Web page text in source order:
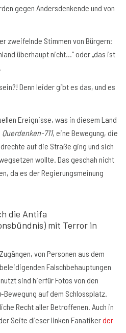
gegen Andersdenkende und von
zweifelnde Stimmen von Bürgern:
überhaupt nicht…“ oder „das ist
Denn leider gibt es das, und es
Ereignisse, was in diesem Land
Querdenken-711, eine Bewegung, die
auf die Straße ging und sich
wollte. Das geschah nicht
da es der Regierungsmeinung
die Antifa
mit Terror in
von Personen aus dem
Falschbehauptungen
sind hierfür Fotos von den
-Bewegung auf dem Schlossplatz.
Recht aller Betroffenen. Auch in
Seite dieser linken Fanatikerder